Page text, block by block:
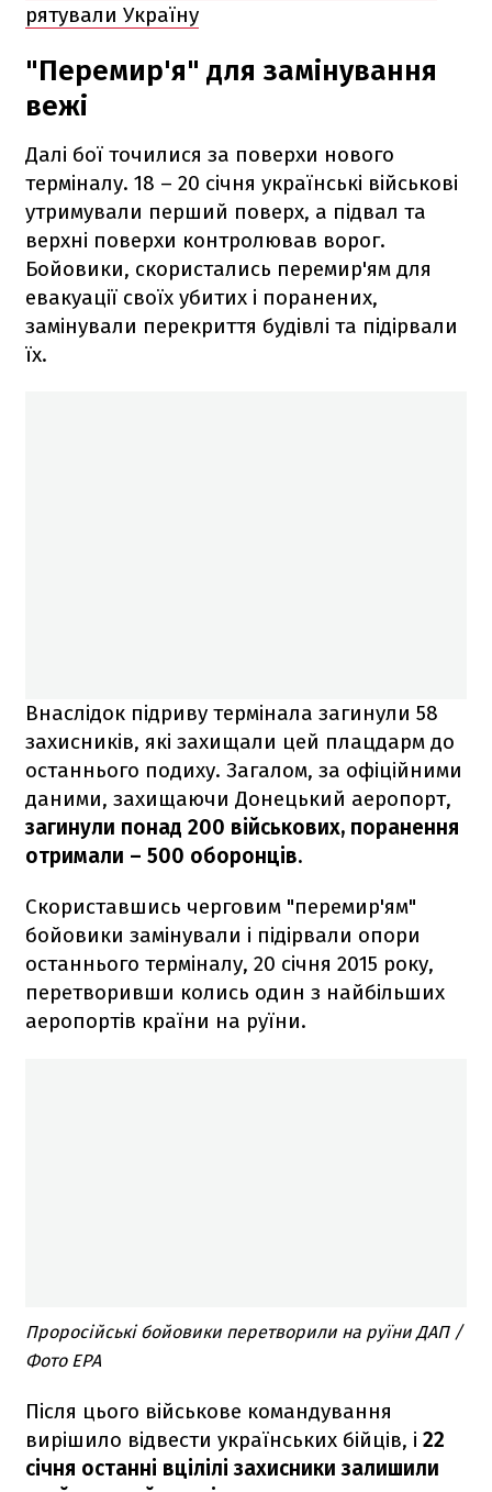
рятували Україну
"Перемир'я" для замінування
вежі
Далі бої точилися за поверхи нового
терміналу. 18 – 20 січня українські військові
утримували перший поверх, а підвал та
верхні поверхи контролював ворог.
Бойовики, скористались перемир'ям для
евакуації своїх убитих і поранених,
замінували перекриття будівлі та підірвали
їх.
Внаслідок підриву термінала загинули 58
захисників, які захищали цей плацдарм до
останнього подиху. Загалом, за офіційними
даними, захищаючи Донецький аеропорт,
загинули понад 200 військових, поранення
отримали – 500 оборонців.
Скориставшись черговим "перемир'ям"
бойовики замінували і підірвали опори
останнього терміналу, 20 січня 2015 року,
перетворивши колись один з найбільших
аеропортів країни на руїни.
Проросійські бойовики перетворили на руїни ДАП /
Фото EPA
Після цього військове командування
вирішило відвести українських бійців, і 22
січня останні вцілілі захисники залишили